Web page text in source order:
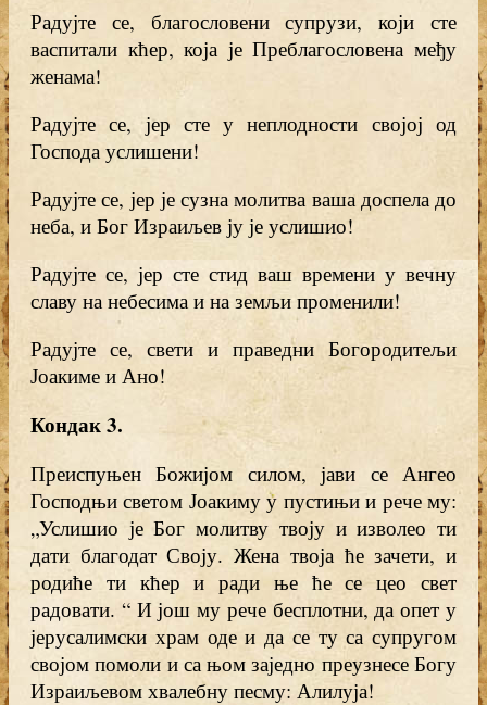
Радујте се, благословени супрузи, који сте
васпитали кћер, која је Преблагословена међу
женама!
Радујте се, јер сте у неплодности својој од
Господа услишени!
Радујте се, јер је сузна молитва ваша доспела до
неба, и Бог Израиљев ју је услишио!
Радујте се, јер сте стид ваш времени у вечну
славу на небесима и на земљи променили!
Радујте се, свети и праведни Богородитељи
Јоакиме и Ано!
Кондак 3.
Преиспуњен Божијом силом, јави се Ангео
Господњи светом Јоакиму у пустињи и рече му:
„Услишио је Бог молитву твоју и изволео ти
дати благодат Своју. Жена твоја ће зачети, и
родиће ти кћер и ради ње ће се цео свет
радовати. “ И још му рече бесплотни, да опет у
јерусалимски храм оде и да се ту са супругом
својом помоли и са њом заједно преузнесе Богу
Израиљевом хвалебну песму: Алилуја!